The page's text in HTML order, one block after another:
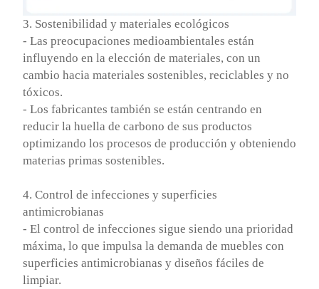
3. Sostenibilidad y materiales ecológicos
- Las preocupaciones medioambientales están
influyendo en la elección de materiales, con un
cambio hacia materiales sostenibles, reciclables y no
tóxicos.
- Los fabricantes también se están centrando en
reducir la huella de carbono de sus productos
optimizando los procesos de producción y obteniendo
materias primas sostenibles.
4. Control de infecciones y superficies
antimicrobianas
- El control de infecciones sigue siendo una prioridad
máxima, lo que impulsa la demanda de muebles con
superficies antimicrobianas y diseños fáciles de
limpiar.